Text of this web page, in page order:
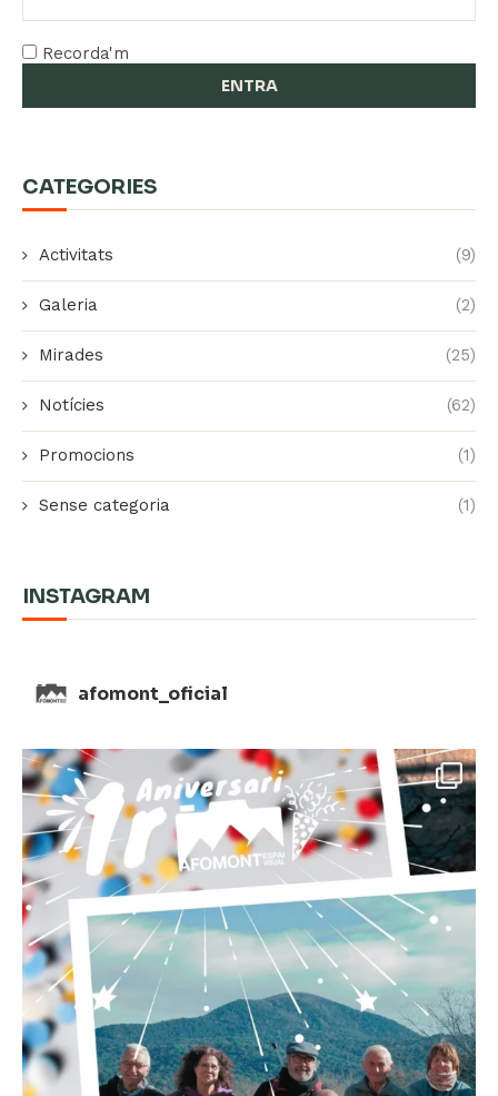
Recorda'm
CATEGORIES
Activitats (9)
Galeria (2)
Mirades (25)
Notícies (62)
Promocions (1)
Sense categoria (1)
INSTAGRAM
afomont_oficial